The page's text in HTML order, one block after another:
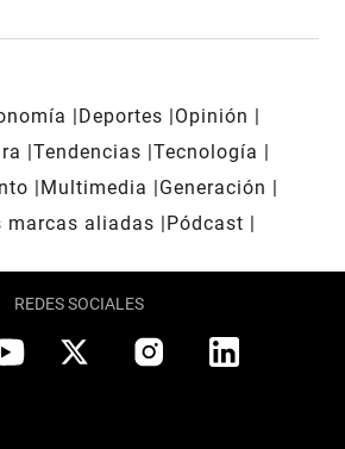
Deportes
Opinión
Tendencias Tecnología
Multimedia
Generación
marcas aliadas
Pódcast
REDES SOCIALES